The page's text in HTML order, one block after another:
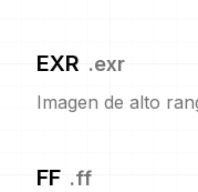
EXR .exr
Imagen de alto
FF .ff